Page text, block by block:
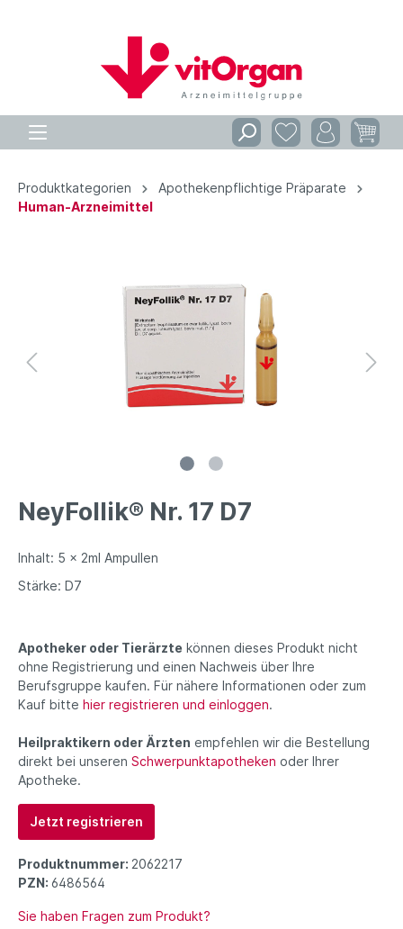
Produktkategorien
Apothekenpflichtige Präparate
Human-Arzneimittel
NeyFollik® Nr. 17 D7
Inhalt: 5 x 2ml Ampullen
Stärke: D7
Apotheker oder Tierärzte können dieses Produkt nicht
ohne Registrierung und einen Nachweis über Ihre
Berufsgruppe kaufen. Für nähere Informationen oder zum
Kauf bitte hier registrieren und einloggen.
Heilpraktikern oder Ärzten empfehlen wir die Bestellung
direkt bei unseren Schwerpunktapotheken oder Ihrer
Apotheke.
Jetzt registrieren
Produktnummer: 2062217
PZN: 6486564
Sie haben Fragen zum Produkt?